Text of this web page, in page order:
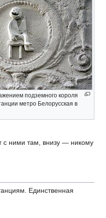
подземного короля
метро Белорусская в
с ними там, внизу — никому
Единственная